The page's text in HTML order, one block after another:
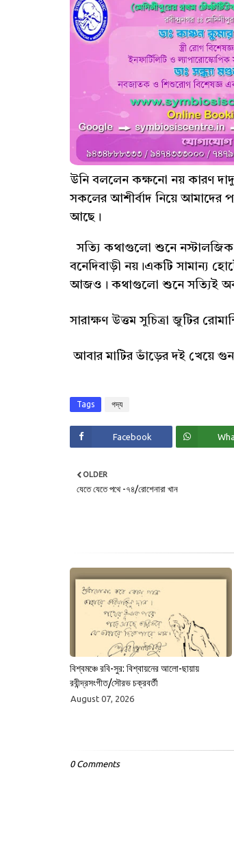
উনি বললেন কক্ষনো নয় কারণ
সকলের আশীর্বাদ নিয়ে আমাদের
আছে।
সত্যি কথাগুলো শুনে
বনেদিবাড়ী নয়।একটি সামান্য
আজও। কথাগুলো শুনে সত্যিই
সারাক্ষণ উত্তম সুচিত্রা জুটির
আবার মাটির ভাঁড়ের দই খেয়ে
Tags গদ্য
Facebook
OLDER
যেতে যেতে পথে -৭৪/রোশেনারা খান
বিশ্বমঞ্চে রবি-সুর: বিশ্বায়নের আলো-ছায়ায়
রবীন্দ্রসংগীত/সৌরভ চক্রবর্তী
August 07, 2026
0 Comments